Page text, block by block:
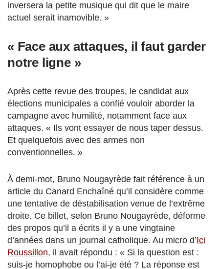
inversera la petite musique qui dit que le maire
actuel serait inamovible. »
« Face aux attaques, il faut garder
notre ligne »
Après cette revue des troupes, le candidat aux
élections municipales a confié vouloir aborder la
campagne avec humilité, notamment face aux
attaques. « Ils vont essayer de nous taper dessus.
Et quelquefois avec des armes non
conventionnelles. »
À demi-mot, Bruno Nougayrède fait référence à un
article du Canard Enchaîné qu’il considère comme
une tentative de déstabilisation venue de l’extrême
droite. Ce billet, selon Bruno Nougayrède, déforme
des propos qu’il a écrits il y a une vingtaine
d’années dans un journal catholique. Au micro d’Ici
Roussillon, il avait répondu : « Si la question est :
suis-je homophobe ou l’ai-je été ? La réponse est